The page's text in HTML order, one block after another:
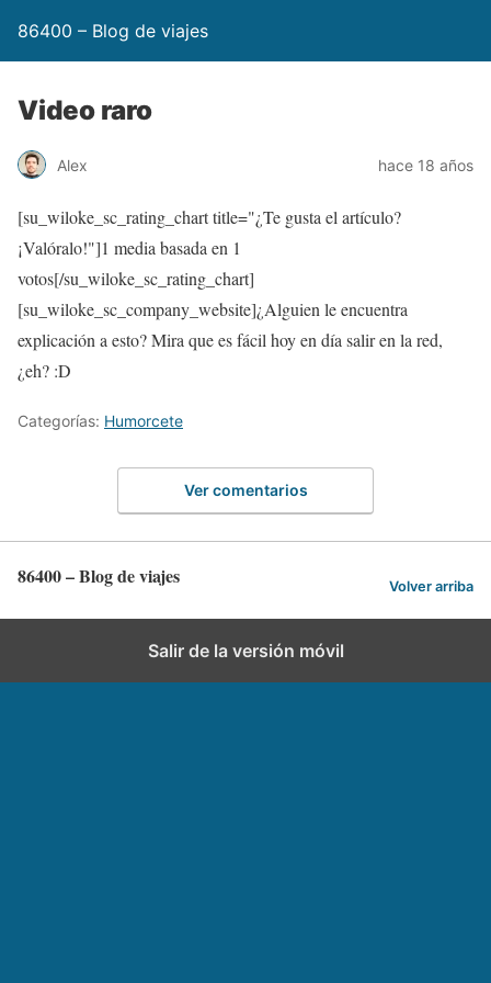
86400 – Blog de viajes
Video raro
Alex hace 18 años
[su_wiloke_sc_rating_chart title="¿Te gusta el artículo?
¡Valóralo!"]1 media basada en 1
votos[/su_wiloke_sc_rating_chart]
[su_wiloke_sc_company_website]¿Alguien le encuentra
explicación a esto? Mira que es fácil hoy en día salir en la red,
¿eh? :D
Categorías: Humorcete
Ver comentarios
86400 – Blog de viajes Volver arriba
Salir de la versión móvil